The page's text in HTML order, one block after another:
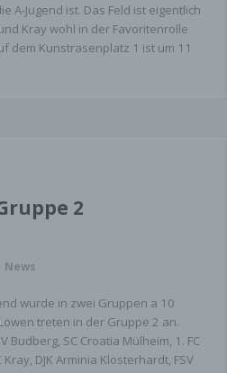
A-Jugend ist. Das Feld ist eigentlich
Kray wohl in der Favoritenrolle
dem Kunstrasenplatz 1 ist um 11
2
News
wurde in zwei Gruppen a 10
treten in der Gruppe 2 an.
Budberg, SC Croatia Mülheim, 1. FC
DJK Arminia Klosterhardt, FSV